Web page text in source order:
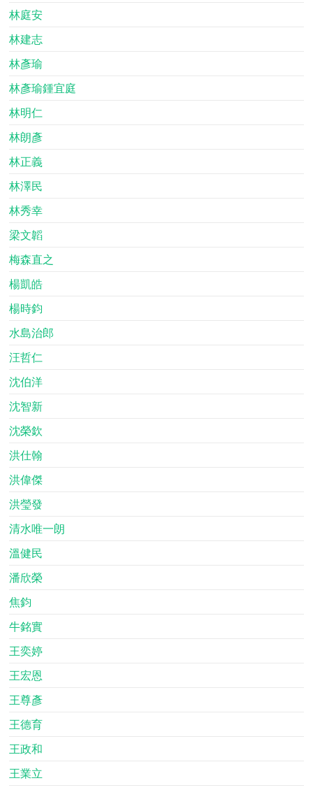
林庭安
林建志
林彥瑜
林彥瑜鍾宜庭
林明仁
林朗彥
林正義
林澤民
林秀幸
梁文韜
梅森直之
楊凱皓
楊時鈞
水島治郎
汪哲仁
沈伯洋
沈智新
沈榮欽
洪仕翰
洪偉傑
洪瑩發
清水唯一朗
溫健民
潘欣榮
焦鈞
牛銘實
王奕婷
王宏恩
王尊彥
王德育
王政和
王業立